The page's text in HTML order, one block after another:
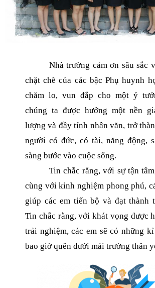
Nhà trường cảm ơn sâu sắc
chặt chẽ của các bậc Phụ huynh
chăm lo, vun đắp cho một ý
chúng ta được hưởng một nền
lượng và đầy tính nhân văn, trở
người có đức, có tài, năng động,
sàng bước vào cuộc sống.
Tin chắc rằng, với sự tận
cùng với kinh nghiệm phong phú,
giúp các em tiến bộ và đạt thành
Tin chắc rằng, với khát vọng được
trải nghiệm, các em sẽ có những
bao giờ quên dưới mái trường thân